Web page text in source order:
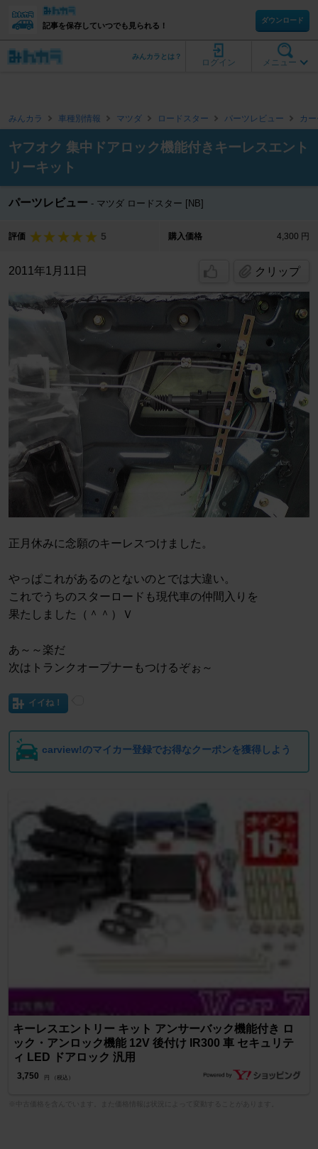
記事を保存していつでも見られる！
ダウンロード
メニュー
ログイン
みんカラとは？
みんカラ 車種別情報 マツダ ロードスター パーツレビュー カ
ヤフオク 集中ドアロック機能付きキーレスエント
リーキット
パーツレビュー マツダ ロードスター [NB]
評価 5 購入価格 4,300 円
2011年1月11日 クリップ
正月休みに念願のキーレスつけました。
やっぱこれがあるのとないのとでは大違い。
これでうちのスターロードも現代車の仲間入りを
果たしました（＾＾）Ｖ
あ～～楽だ
次はトランクオープナーもつけるぞぉ～
イイね！
carview!のマイカー登録でお得なクーポンを獲得しよう
キーレスエントリー キット アンサーバック機能付き ロ
ック・アンロック機能 12V 後付け IR300 車 セキュリテ
ィ LED ドアロック 汎用
3,750 円 （税込）